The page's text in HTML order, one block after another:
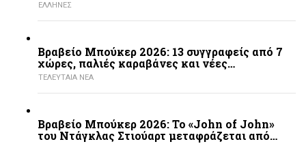
ΕΛΛΗΝΕΣ
Βραβείο Μπούκερ 2026: 13 συγγραφείς από 7
χώρες, παλιές καραβάνες και νέες…
ΤΕΛΕΥΤΑΙΑ ΝΕΑ
Βραβείο Μπούκερ 2026: Το «John of John»
του Ντάγκλας Στιούαρτ μεταφράζεται από…